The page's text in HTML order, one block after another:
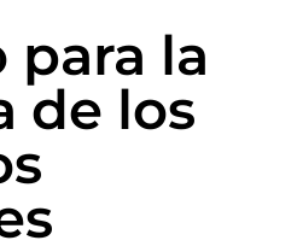
para la
de los